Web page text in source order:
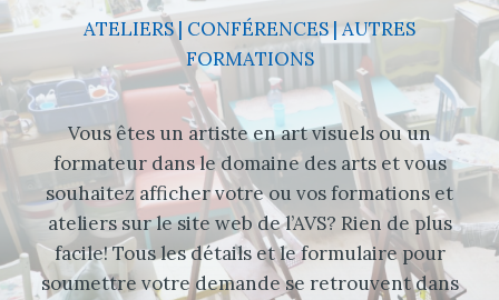
ATELIERS | CONFÉRENCES | AUTRES
FORMATIONS
Vous êtes un artiste en art visuels ou un
formateur dans le domaine des arts et vous
souhaitez afficher votre ou vos formations et
ateliers sur le site web de l’AVS? Rien de plus
facile! Tous les détails et le formulaire pour
soumettre votre demande se retrouvent dans